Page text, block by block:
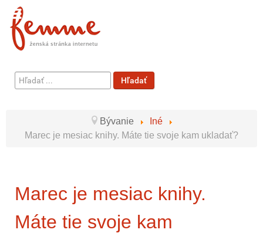
Hľadať
...
Hľadať
Bývanie
Iné
Marec je mesiac knihy. Máte tie svoje kam ukladať?
Marec je mesiac knihy.
Máte tie svoje kam